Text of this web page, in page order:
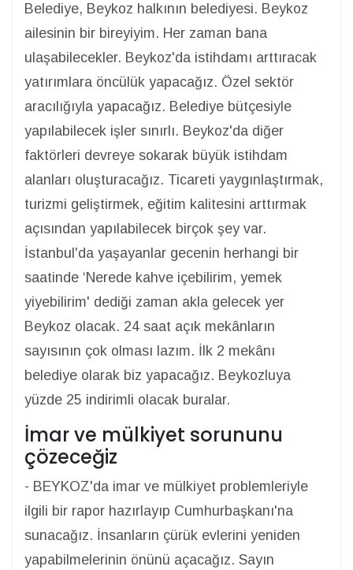
Belediye, Beykoz halkının belediyesi. Beykoz
ailesinin bir bireyiyim. Her zaman bana
ulaşabilecekler. Beykoz'da istihdamı arttıracak
yatırımlara öncülük yapacağız. Özel sektör
aracılığıyla yapacağız. Belediye bütçesiyle
yapılabilecek işler sınırlı. Beykoz'da diğer
faktörleri devreye sokarak büyük istihdam
alanları oluşturacağız. Ticareti yaygınlaştırmak,
turizmi geliştirmek, eğitim kalitesini arttırmak
açısından yapılabilecek birçok şey var.
İstanbul'da yaşayanlar gecenin herhangi bir
saatinde ‘Nerede kahve içebilirim, yemek
yiyebilirim' dediği zaman akla gelecek yer
Beykoz olacak. 24 saat açık mekânların
sayısının çok olması lazım. İlk 2 mekânı
belediye olarak biz yapacağız. Beykozluya
yüzde 25 indirimli olacak buralar.
İmar ve mülkiyet sorununu
çözeceğiz
- BEYKOZ'da imar ve mülkiyet problemleriyle
ilgili bir rapor hazırlayıp Cumhurbaşkanı'na
sunacağız. İnsanların çürük evlerini yeniden
yapabilmelerinin önünü açacağız. Sayın